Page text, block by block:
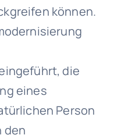
können.
die
eines
Person
den